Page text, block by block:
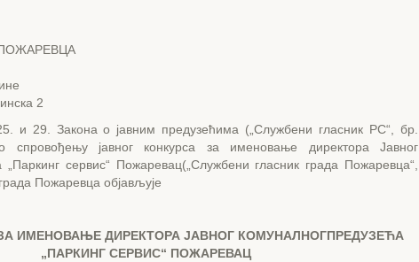
2
и 29. Закона о јавним предузећима („Службени гласник РС“, бр.
јавног конкурса за именовање директора Јавног
„Паркинг сервис“ Пожаревац(„Службени гласник града Пожаревца“,
Пожаревца објављује
ИМЕНОВАЊЕ ДИРЕКТОРА ЈАВНОГ КОМУНАЛНОГПРЕДУЗЕЋА
„ПАРКИНГ СЕРВИС“ ПОЖАРЕВАЦ